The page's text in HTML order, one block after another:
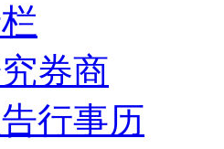
券商
行事历